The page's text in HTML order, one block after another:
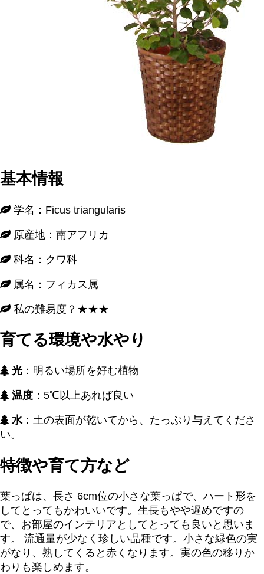
基本情報
学名：Ficus triangularis
原産地：南アフリカ
科名：クワ科
属名：フィカス属
私の難易度？★★★
育てる環境や水やり
光 ：明るい場所を好む植物
温度 ：5℃以上あれば良い
水：土の表面が乾いてから、たっぷり与えてくださ
い。
特徴や育て方など
葉っぱは、長さ 6cm位の小さな葉っぱで、ハート形を
してとってもかわいいです。生長もやや遅めですの
で、お部屋のインテリアとしてとっても良いと思いま
す。 流通量が少なく珍しい品種です。小さな緑色の実
がなり、熟してくると赤くなります。実の色の移りか
わりも楽しめます。